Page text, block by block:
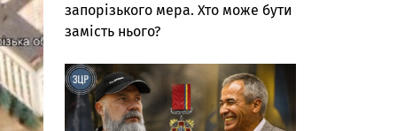
запорізького мера. Хто може бути
замість нього?